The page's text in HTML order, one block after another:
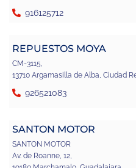
916125712
REPUESTOS MOYA
CM-3115,
13710 Argamasilla de Alba, Ciudad
926521083
SANTON MOTOR
SANTON MOTOR
Av. de Roanne, 12,